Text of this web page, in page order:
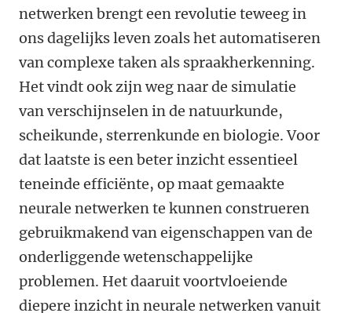
netwerken brengt een revolutie teweeg in
ons dagelijks leven zoals het automatiseren
van complexe taken als spraakherkenning.
Het vindt ook zijn weg naar de simulatie
van verschijnselen in de natuurkunde,
scheikunde, sterrenkunde en biologie. Voor
dat laatste is een beter inzicht essentieel
teneinde efficiënte, op maat gemaakte
neurale netwerken te kunnen construeren
gebruikmakend van eigenschappen van de
onderliggende wetenschappelijke
problemen. Het daaruit voortvloeiende
diepere inzicht in neurale netwerken vanuit